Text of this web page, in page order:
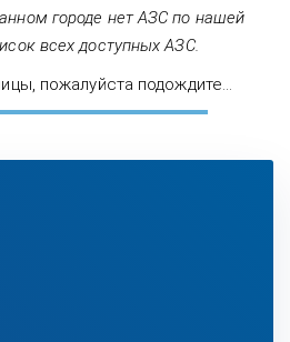
городе нет АЗС по нашей
всех доступных АЗС.
пожалуйста подождите...